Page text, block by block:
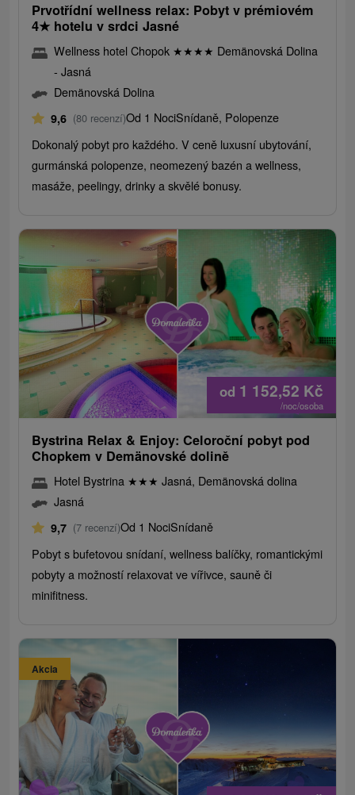
Prvotřídní wellness relax: Pobyt v prémiovém
4★ hotelu v srdci Jasné
Wellness hotel Chopok ★★★★ Demänovská Dolina
- Jasná
Demänovská Dolina
9,6 (80 recenzí)Od 1 NociSnídaně, Polopenze
Dokonalý pobyt pro každého. V ceně luxusní ubytování,
gurmánská polopenze, neomezený bazén a wellness,
masáže, peelingy, drinky a skvělé bonusy.
od 1 152,52 Kč
/noc/osoba
Bystrina Relax & Enjoy: Celoroční pobyt pod
Chopkem v Demänovské dolině
Hotel Bystrina ★★★ Jasná, Demänovská dolina
Jasná
9,7 (7 recenzí)Od 1 NociSnídaně
Pobyt s bufetovou snídaní, wellness balíčky, romantickými
pobyty a možností relaxovat ve vířivce, sauně či
minifitness.
Akcia